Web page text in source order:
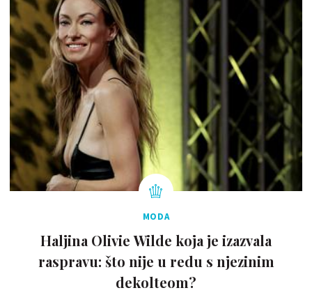
MODA
Haljina Olivie Wilde koja je izazvala
raspravu: što nije u redu s njezinim
dekolteom?